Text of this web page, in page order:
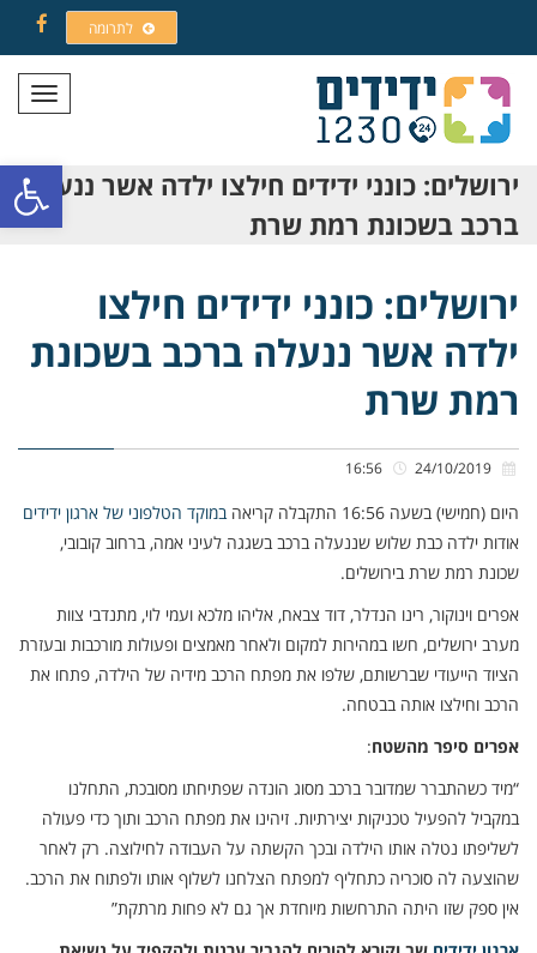
פתח
לתרומה
תפריט
ירושלים: כונני ידידים חילצו ילדה אשר ננעלה
ברכב בשכונת רמת שרת
ירושלים: כונני ידידים חילצו
ילדה אשר ננעלה ברכב בשכונת
רמת שרת
היום (חמישי) בשעה 16:56 התקבלה קריאה
במוקד הטלפוני של ארגון ידידים
אודות ילדה כבת שלוש שננעלה ברכב בשגגה לעיני אמה, ברחוב קובובי,
שכונת רמת שרת בירושלים.
אפרים וינוקור, רינו הנדלר, דוד צבאח, אליהו מלכא ועמי לוי, מתנדבי צוות
מערב ירושלים, חשו במהירות למקום ולאחר מאמצים ופעולות מורכבות ובעזרת
הציוד הייעודי שברשותם, שלפו את מפתח הרכב מידיה של הילדה, פתחו את
הרכב וחילצו אותה בבטחה.
אפרים סיפר מהשטח:
“מיד כשהתברר שמדובר ברכב מסוג הונדה שפתיחתו מסובכת, התחלנו
במקביל להפעיל טכניקות יצירתיות. זיהינו את מפתח הרכב ותוך כדי פעולה
לשליפתו נטלה אותו הילדה ובכך הקשתה על העבודה לחילוצה. רק לאחר
שהוצעה לה סוכריה כתחליף למפתח הצלחנו לשלוף אותו ולפתוח את הרכב.
אין ספק שזו היתה התרחשות מיוחדת אך גם לא פחות מרתקת”